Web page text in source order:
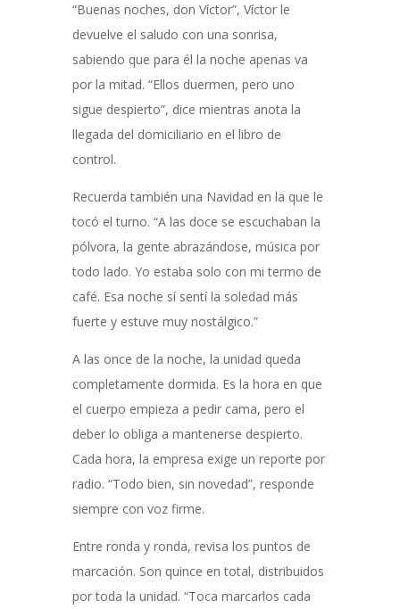
“Buenas noches, don Víctor”, Víctor le
devuelve el saludo con una sonrisa,
sabiendo que para él la noche apenas va
por la mitad. “Ellos duermen, pero uno
sigue despierto”, dice mientras anota la
llegada del domiciliario en el libro de
control.
Recuerda también una Navidad en la que le
tocó el turno. “A las doce se escuchaban la
pólvora, la gente abrazándose, música por
todo lado. Yo estaba solo con mi termo de
café. Esa noche sí sentí la soledad más
fuerte y estuve muy nostálgico.”
A las once de la noche, la unidad queda
completamente dormida. Es la hora en que
el cuerpo empieza a pedir cama, pero el
deber lo obliga a mantenerse despierto.
Cada hora, la empresa exige un reporte por
radio. “Todo bien, sin novedad”, responde
siempre con voz firme.
Entre ronda y ronda, revisa los puntos de
marcación. Son quince en total, distribuidos
por toda la unidad. “Toca marcarlos cada